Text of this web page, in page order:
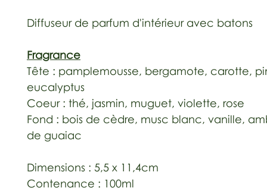
Diffuseur de parfum d'intérieur avec batons
Fragrance
Tête : pamplemousse, bergamote, carotte,
eucalyptus
Coeur : thé, jasmin, muguet, violette, rose
Fond : bois de cèdre, musc blanc, vanille,
de guaiac
Dimensions : 5,5 x 11,4cm
Contenance : 100ml